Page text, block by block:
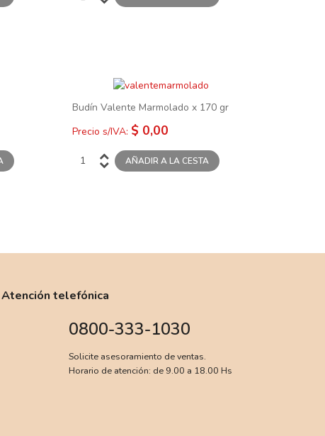
Budín Valente Marmolado x 170 gr
Precio s/IVA: $ 0,00
Atención telefónica
0800-333-1030
Solicite asesoramiento de ventas.
Horario de atención: de 9.00 a 18.00 Hs